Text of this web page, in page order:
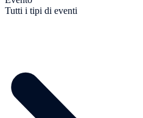
Tutti i tipi di eventi